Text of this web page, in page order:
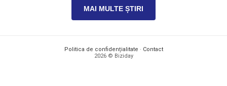
MAI MULTE ȘTIRI
Politica de confidențialitate · Contact
2026 © Biziday